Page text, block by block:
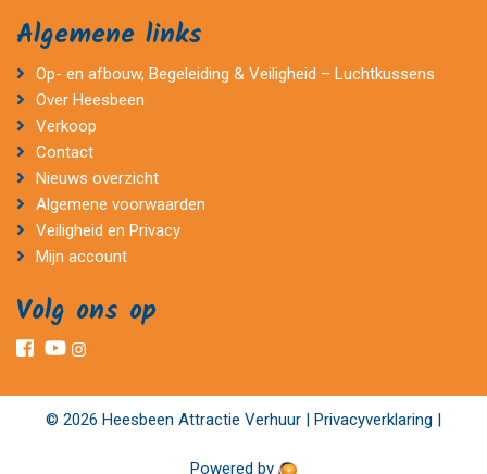
Algemene links
Op- en afbouw, Begeleiding & Veiligheid – Luchtkussens
Over Heesbeen
Verkoop
Contact
Nieuws overzicht
Algemene voorwaarden
Veiligheid en Privacy
Mijn account
Volg ons op
© 2026 Heesbeen Attractie Verhuur | Privacyverklaring |
Powered by